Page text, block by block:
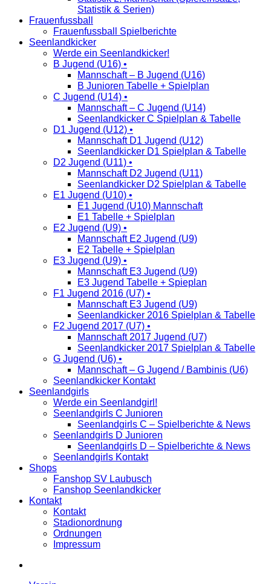
Statistik & Serien)
Frauenfussball
Frauenfussball Spielberichte
Seenlandkicker
Werde ein Seenlandkicker!
B Jugend (U16) •
Mannschaft – B Jugend (U16)
B Junioren Tabelle + Spielplan
C Jugend (U14) •
Mannschaft – C Jugend (U14)
Seenlandkicker C Spielplan & Tabelle
D1 Jugend (U12) •
Mannschaft D1 Jugend (U12)
Seenlandkicker D1 Spielplan & Tabelle
D2 Jugend (U11) •
Mannschaft D2 Jugend (U11)
Seenlandkicker D2 Spielplan & Tabelle
E1 Jugend (U10) •
E1 Jugend (U10) Mannschaft
E1 Tabelle + Spielplan
E2 Jugend (U9) •
Mannschaft E2 Jugend (U9)
E2 Tabelle + Spielplan
E3 Jugend (U9) •
Mannschaft E3 Jugend (U9)
E3 Jugend Tabelle + Spieplan
F1 Jugend 2016 (U7) •
Mannschaft E3 Jugend (U9)
Seenlandkicker 2016 Spielplan & Tabelle
F2 Jugend 2017 (U7) •
Mannschaft 2017 Jugend (U7)
Seenlandkicker 2017 Spielplan & Tabelle
G Jugend (U6) •
Mannschaft – G Jugend / Bambinis (U6)
Seenlandkicker Kontakt
Seenlandgirls
Werde ein Seenlandgirl!
Seenlandgirls C Junioren
Seenlandgirls C – Spielberichte & News
Seenlandgirls D Junioren
Seenlandgirls D – Spielberichte & News
Seenlandgirls Kontakt
Shops
Fanshop SV Laubusch
Fanshop Seenlandkicker
Kontakt
Kontakt
Stadionordnung
Ordnungen
Impressum